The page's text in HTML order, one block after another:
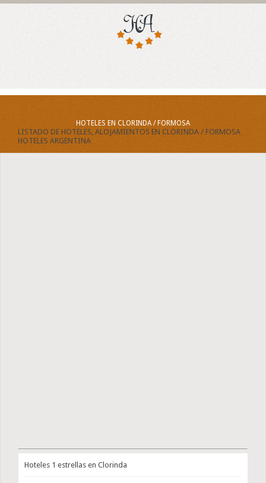
HOTELES EN CLORINDA / FORMOSA
LISTADO DE HOTELES, ALOJAMIENTOS EN CLORINDA / FORMOSA
HOTELES ARGENTINA
Hoteles 1 estrellas en Clorinda